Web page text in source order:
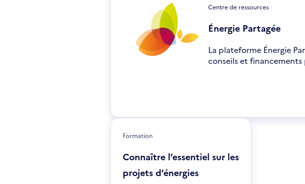
Centre de ressources
Énergie Partagée
La plateforme Énergie
conseils et
fenêtre
Formation
Connaître l’essentiel sur les
projets d’énergies